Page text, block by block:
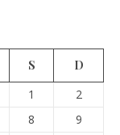
S
D
1
2
8
9